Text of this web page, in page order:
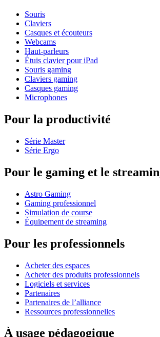
Souris
Claviers
Casques et écouteurs
Webcams
Haut-parleurs
Étuis clavier pour iPad
Souris gaming
Claviers gaming
Casques gaming
Microphones
Pour la productivité
Série Master
Série Ergo
Pour le gaming et le
Astro Gaming
Gaming professionnel
Simulation de course
Équipement de streaming
Pour les professionnels
Acheter des espaces
Acheter des produits professionnels
Logiciels et services
Partenaires
Partenaires de l’alliance
Ressources professionnelles
À usage pédagogique